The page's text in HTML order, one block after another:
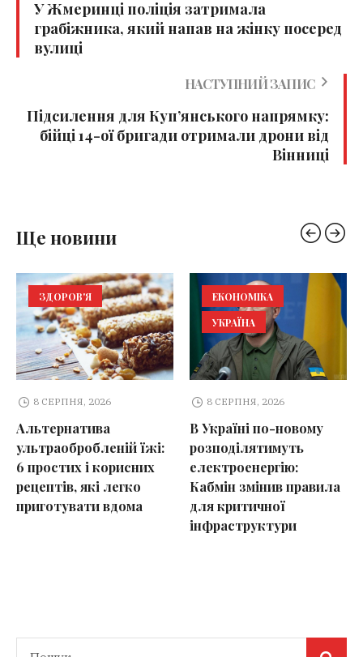
У Жмеринці поліція затримала
грабіжника, який напав на жінку посеред
вулиці
НАСТУПНИЙ ЗАПИС
Підсилення для Куп’янського напрямку:
бійці 14-ої бригади отримали дрони від
Вінниці
Ще новини
ЗДОРОВ'Я
8 СЕРПНЯ, 2026
Альтернатива
ультраобробленій їжі:
6 простих і корисних
рецептів, які легко
приготувати вдома
ЕКОНОМІКА
УКРАЇНА
8 СЕРПНЯ, 2026
В Україні по-новому
розподілятимуть
електроенергію:
Кабмін змінив правила
для критичної
інфраструктури